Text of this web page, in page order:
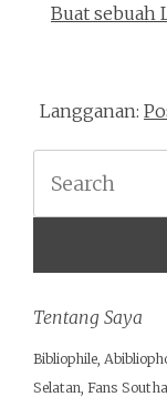
Buat sebuah
Langganan:
Tentang Saya
Bibliophile,
Selatan, Fans